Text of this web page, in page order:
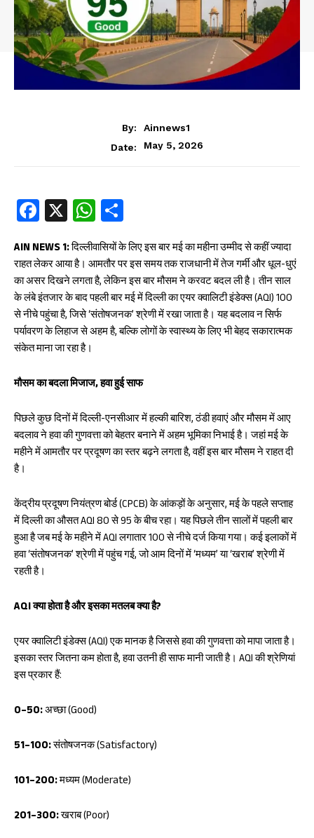
By:
Ainnews1
Date:
May 5, 2026
Fa
ce
b
oo
k
X W
ha
ts
A
p
p
ha
re
AIN NEWS 1:दिल्लीवासियों के लिए इस बार मई का महीना उम्मीद से कहीं ज्यादा
राहत लेकर आया है। आमतौर पर इस समय तक राजधानी में तेज गर्मी और धूल-धुएं
का असर दिखने लगता है, लेकिन इस बार मौसम ने करवट बदल ली है। तीन साल
के लंबे इंतजार के बाद पहली बार मई में दिल्ली का एयर क्वालिटी इंडेक्स (AQI) 100
से नीचे पहुंचा है, जिसे ‘संतोषजनक’ श्रेणी में रखा जाता है। यह बदलाव न सिर्फ
पर्यावरण के लिहाज से अहम है, बल्कि लोगों के स्वास्थ्य के लिए भी बेहद सकारात्मक
संकेत माना जा रहा है।
मौसम का बदला मिजाज, हवा हुई साफ
पिछले कुछ दिनों में दिल्ली-एनसीआर में हल्की बारिश, ठंडी हवाएं और मौसम में आए
बदलाव ने हवा की गुणवत्ता को बेहतर बनाने में अहम भूमिका निभाई है। जहां मई के
महीने में आमतौर पर प्रदूषण का स्तर बढ़ने लगता है, वहीं इस बार मौसम ने राहत दी
है।
केंद्रीय प्रदूषण नियंत्रण बोर्ड (CPCB) के आंकड़ों के अनुसार, मई के पहले सप्ताह
में दिल्ली का औसत AQI 80 से 95 के बीच रहा। यह पिछले तीन सालों में पहली बार
हुआ है जब मई के महीने में AQI लगातार 100 से नीचे दर्ज किया गया। कई इलाकों में
हवा ‘संतोषजनक’ श्रेणी में पहुंच गई, जो आम दिनों में ‘मध्यम’ या ‘खराब’ श्रेणी में
रहती है।
AQI क्या होता है और इसका मतलब क्या है?
एयर क्वालिटी इंडेक्स (AQI) एक मानक है जिससे हवा की गुणवत्ता को मापा जाता है।
इसका स्तर जितना कम होता है, हवा उतनी ही साफ मानी जाती है। AQI की श्रेणियां
इस प्रकार हैं:
0–50:अच्छा (Good)
51–100:संतोषजनक (Satisfactory)
101–200:मध्यम (Moderate)
201–300:खराब (Poor)